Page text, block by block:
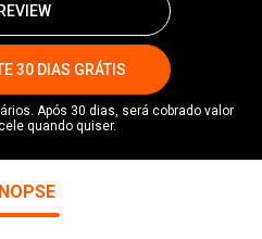
30 DIAS GRÁTIS
Após 30 dias, será cobrado valor
quando quiser.